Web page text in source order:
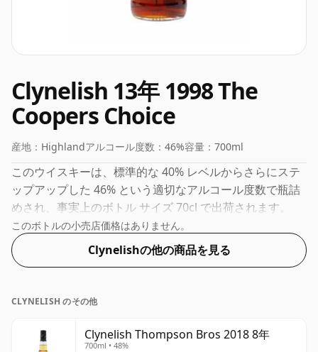
Clynelish 13年 1998 The
Coopers Choice
産地： Highlandアルコール度数： 46%容量： 700ml
このウイスキーは、標準的な 40% レベルからさらにステ
ップアップした 46% という適切なアルコール度数で瓶詰
めされ、事実上のボトル ​​サイズ 70cl で出荷されます。
このボトルの小売店価格はありません。
Clynelishの他の商品を見る
CLYNELISH のその他
Clynelish Thompson Bros 2018 8年
700ml • 48%